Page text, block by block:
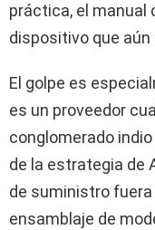
práctica, el manual
dispositivo que aún
El golpe es
es un proveedor
conglomerado
de la estrategia de
de suministro fuera
ensamblaje de